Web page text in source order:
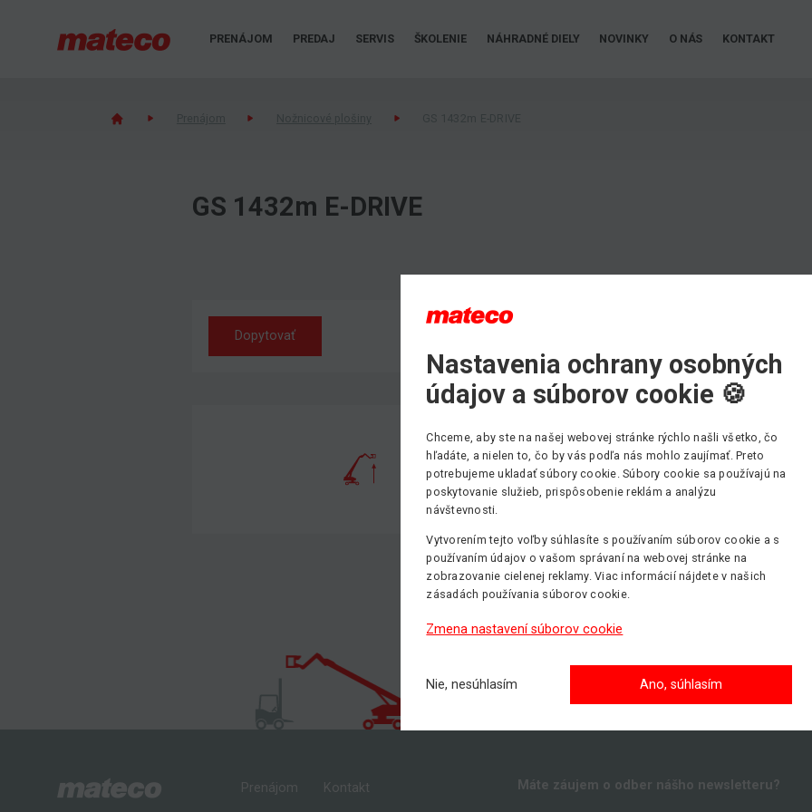
PRENÁJOM PREDAJ SERVIS ŠKOLENIE NÁHRADNÉ DIELY NOVINKY O NÁS KONTAKT
GS 1432m E-DRIVE
Dopytovať
Max. pracovná výška
6.30 m
Min. nosnosť
227 kg
Prenájom Kontakt Máte záujem o odber nášho newsletteru?
Nastavenia ochrany osobných
údajov a súborov cookie 🍪
Chceme, aby ste na našej webovej stránke rýchlo našli všetko, čo
hľadáte, a nielen to, čo by vás podľa nás mohlo zaujímať. Preto
potrebujeme ukladať súbory cookie. Súbory cookie sa používajú na
poskytovanie služieb, prispôsobenie reklám a analýzu
návštevnosti.
Vytvorením tejto voľby súhlasíte s používaním súborov cookie a s
používaním údajov o vašom správaní na webovej stránke na
zobrazovanie cielenej reklamy. Viac informácií nájdete v našich
zásadách používania súborov cookie.
Zmena nastavení súborov cookie
Nie, nesúhlasím Ano, súhlasím